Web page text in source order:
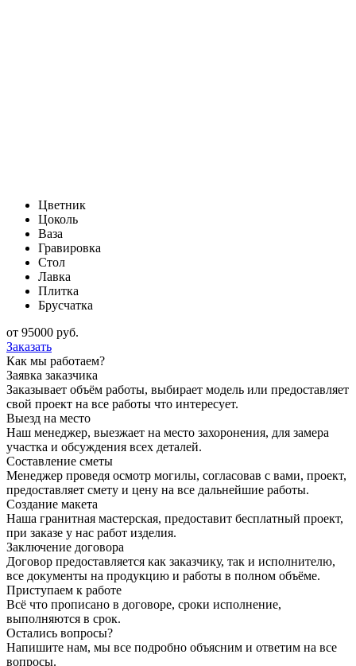
Цветник
Цоколь
Ваза
Гравировка
Стол
Лавка
Плитка
Брусчатка
от 95000 руб.
Заказать
Как мы работаем?
Заявка заказчика
Заказывает объём работы, выбирает модель или предоставляет
свой проект на все работы что интересует.
Выезд на место
Наш менеджер, выезжает на место захоронения, для замера
участка и обсуждения всех деталей.
Составление сметы
Менеджер проведя осмотр могилы, согласовав с вами, проект,
предоставляет смету и цену на все дальнейшие работы.
Создание макета
Наша гранитная мастерская, предоставит бесплатный проект,
при заказе у нас работ изделия.
Заключение договора
Договор предоставляется как заказчику, так и исполнителю,
все документы на продукцию и работы в полном объёме.
Приступаем к работе
Всё что прописано в договоре, сроки исполнение,
выполняются в срок.
Остались вопросы?
Напишите нам, мы все подробно объясним и ответим на все
вопросы.